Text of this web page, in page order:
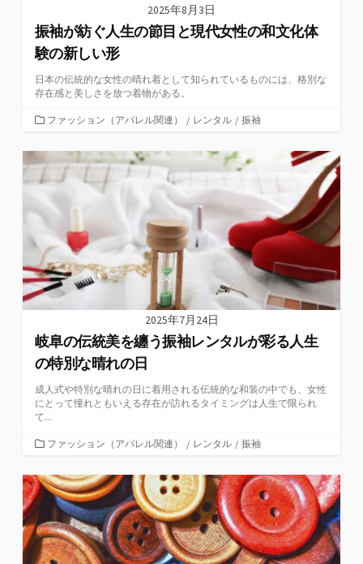
2025年8月3日
振袖が紡ぐ人生の節目と現代女性の和文化体
験の新しい形
日本の伝統的な女性の晴れ着として知られているものには、格別な
存在感と美しさを放つ着物がある。
カ
ゴ
リ
ー
ファッション（アパレル関連） / レンタル / 振袖
2025年7月24日
岐阜の伝統美を纏う振袖レンタルが彩る人生
の特別な晴れの日
成人式や特別な晴れの日に着用される伝統的な和装の中でも、女性
にとって憧れともいえる存在が訪れるタイミングは人生で限られ
て...
カ
ゴ
リ
ファッション（アパレル関連） / レンタル / 振袖